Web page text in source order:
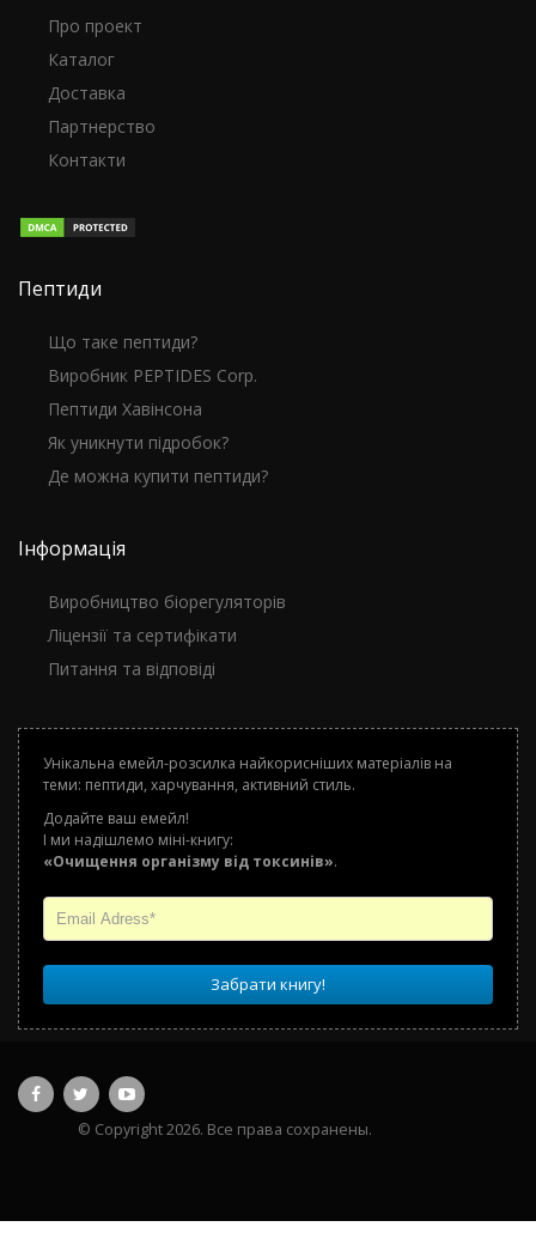
Про проект
Каталог
Доставка
Партнерство
Контакти
Пептиди
Що таке пептиди?
Виробник PEPTIDES Corp.
Пептиди Хавінсона
Як уникнути підробок?
Де можна купити пептиди?
Інформація
Виробництво біорегуляторів
Ліцензії та сертифікати
Питання та відповіді
Унікальна емейл-розсилка найкорисніших матеріалів на
теми: пептиди, харчування, активний стиль.
Додайте ваш емейл!
І ми надішлемо міні-книгу:
«Очищення організму від токсинів».
Забрати книгу!
© Copyright 2026. Все права сохранены.